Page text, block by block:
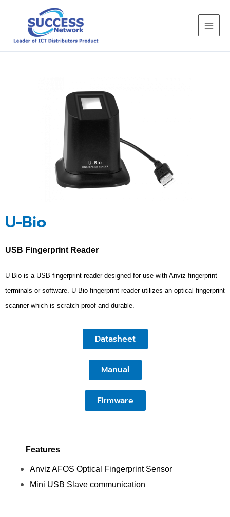
content
U-Bio
USB Fingerprint Reader
U-Bio is a USB fingerprint reader designed for use with Anviz fingerprint
terminals or software. U-Bio fingerprint reader utilizes an optical fingerprint
scanner which is scratch-proof and durable.
Datasheet
Manual
Firmware
Features
Anviz AFOS Optical Fingerprint Sensor
Mini USB Slave communication